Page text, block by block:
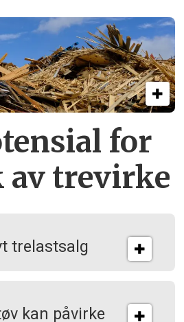
for
av tre­virke
trelastsalg
kan på­virke